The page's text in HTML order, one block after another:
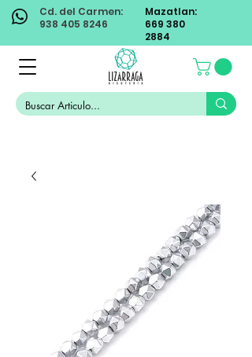
Cd. del Carmen:
938 405 8246
Mazatlan:
669 380
2884